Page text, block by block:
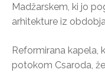
Madžarskem, ki jo
arhitekture iz
Reformirana kapela,
potokom Csaroda,